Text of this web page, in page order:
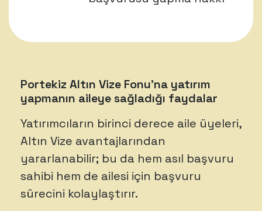
Portekiz Altın Vize Fonu’na yatırım
yapmanın aileye sağladığı faydalar
Yatırımcıların birinci derece aile üyeleri,
Altın Vize avantajlarından
yararlanabilir; bu da hem asıl başvuru
sahibi hem de ailesi için başvuru
sürecini kolaylaştırır.